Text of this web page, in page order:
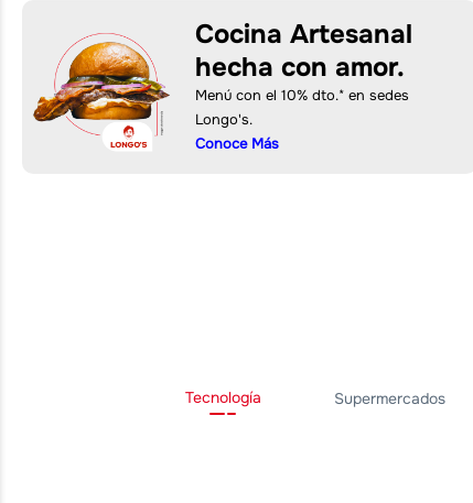
Cocina Artesanal
hecha con amor.
Menú con el 10% dto.* en sedes
Longo's.
Conoce Más
Tecnología Supermercados